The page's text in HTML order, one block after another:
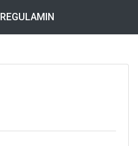
REGULAMIN